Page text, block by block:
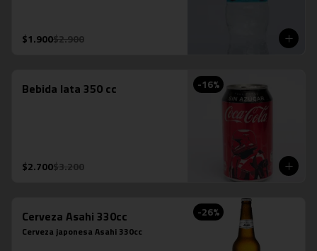
$1.900$2.900
-16%
Bebida lata 350 cc
$2.700$3.200
-26%
Cerveza Asahi 330cc
Cerveza japonesa Asahi 330cc